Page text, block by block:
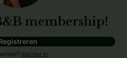
membership!
log hier in